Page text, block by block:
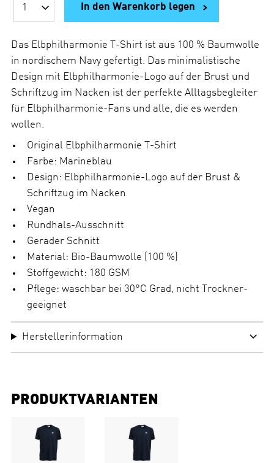
n
a
h
l
In den Warenkorb legen
Das Elbphilharmonie T-Shirt ist aus 100 % Baumwolle
in nordischem Navy gefertigt. Das minimalistische
Design mit Elbphilharmonie-Logo auf der Brust und
Schriftzug im Nacken ist der perfekte Alltagsbegleiter
für Elbphilharmonie-Fans und alle, die es werden
wollen.
Original Elbphilharmonie T-Shirt
Farbe: Marineblau
Design: Elbphilharmonie-Logo auf der Brust &
Schriftzug im Nacken
Vegan
Rundhals-Ausschnitt
Gerader Schnitt
Material: Bio-Baumwolle (100 %)
Stoffgewicht: 180 GSM
Pflege: waschbar bei 30°C Grad, nicht Trockner-
geeignet
Herstellerinformation
PRODUKTVARIANTEN